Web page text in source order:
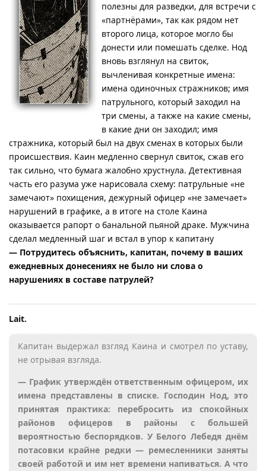
полезны для разведки, для встречи с
«партнёрами», так как рядом нет
второго лица, которое могло бы
донести или помешать сделке. Нод
вновь взглянул на свиток,
вычленивая конкретные имена:
имена одиночных стражников; имя
патрульного, который заходил на
три смены, а также на какие смены,
в какие дни он заходил; имя
стражника, который был на двух сменах в которых были
происшествия. Каин медленно свернул свиток, сжав его
так сильно, что бумага жалобно хрустнула. Детективная
часть его разума уже нарисовала схему: патрульные «не
замечают» похищения, дежурный офицер «не замечает»
нарушений в графике, а в итоге на столе Каина
оказывается рапорт о банальной пьяной драке. Мужчина
сделал медленный шаг и встал в упор к капитану
— Потрудитесь объяснить, капитан, почему в ваших
ежедневных донесениях не было ни слова о
нарушениях в составе патрулей?
Lait.​
Капитан выдержал взгляд Каина и смотрел по уставу,
не отрывая взгляда.
— График утверждён ответственным офицером, их
имена представлены в списке. Господин Нод, это
принятая практика: перебросить из спокойных
районов офицеров в районы с большей
вероятностью беспорядков. У Белого Лебедя днём
потасовки крайне редки — ремесленники заняты
своей работой и им нет времени напиваться. А что